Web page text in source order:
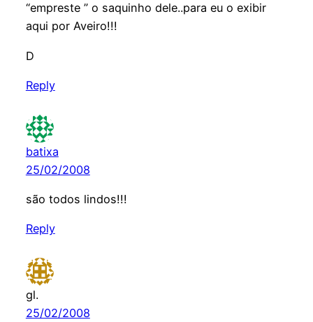
“empreste ” o saquinho dele..para eu o exibir
aqui por Aveiro!!!
D
Reply
batixa
25/02/2008
são todos lindos!!!
Reply
gl.
25/02/2008